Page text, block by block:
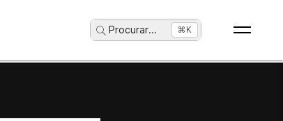
Procurar... ⌘K